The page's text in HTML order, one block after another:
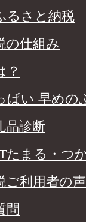
るさと納税
の仕組み
？
ぱい 早めの
品診断
たまる・つ
ご利用者の声
問